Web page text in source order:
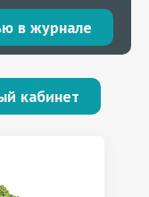
в журнале
кабинет